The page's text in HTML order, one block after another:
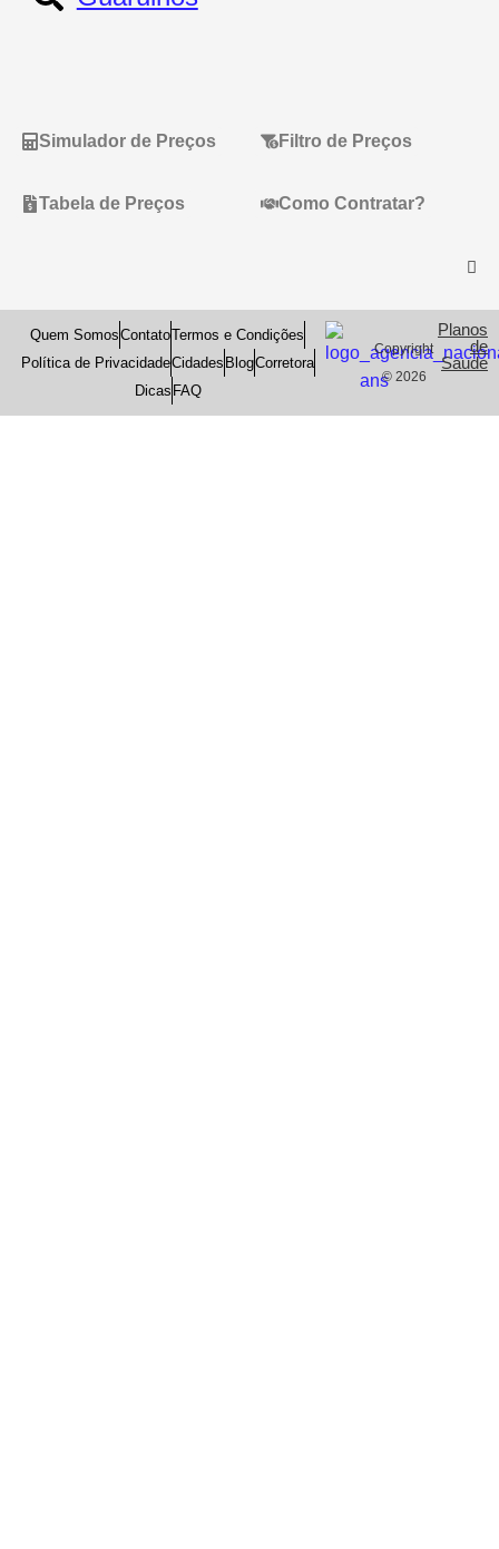
Simulador de Preços Filtro de Preços
Tabela de Preços Como Contratar?
Quem SomosContatoTermos e Condições
Política de PrivacidadeCidades BlogCorretora
Dicas FAQ
Copyright
© 2026
Planos
de
Saude